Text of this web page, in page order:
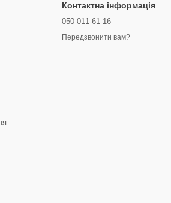
Контактна інформація
050 011-61-16
Передзвонити вам?